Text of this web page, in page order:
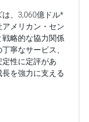
、3,060億ドル*
メリカン・セン
略的な協力関係
寧なサービス、
性に定評があ
を強力に支える